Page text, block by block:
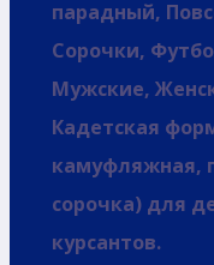
парадный,
Сорочки,
Мужские,
Кадетская
камуфляжная,
сорочка) для
курсантов.